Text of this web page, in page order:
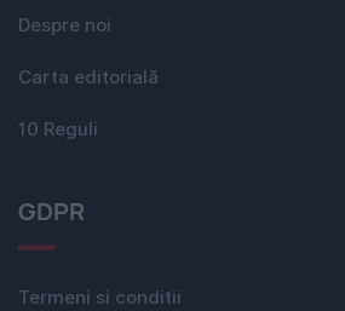
Despre noi
Carta editorială
10 Reguli
GDPR
Termeni si conditii